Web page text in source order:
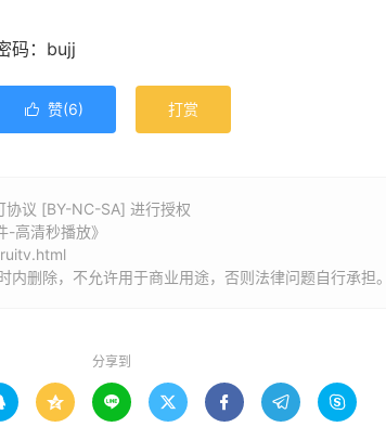
码：bujj
 赞(6) 打赏
协议 [BY-NC-SA] 进行授权
高清秒播放》
删除，不允许用于商业用途，否则法律问题自行承担。
分享到
     